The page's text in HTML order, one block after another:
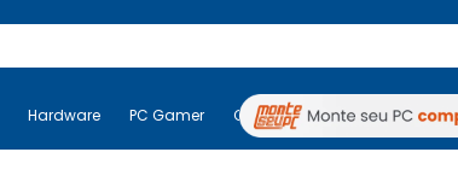
Black Ninja Hardware PC Gamer Computadores
Hardware PC Gamer Computadores Periféricos